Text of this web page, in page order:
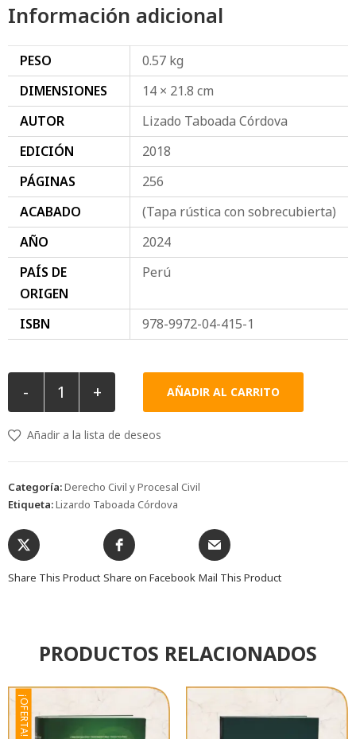
Información adicional
PESO
0.57 kg
DIMENSIONES
14 × 21.8 cm
AUTOR
Lizado Taboada Córdova
EDICIÓN
2018
PÁGINAS
256
ACABADO
(Tapa rústica con sobrecubierta)
AÑO
2024
PAÍS DE
ORIGEN
Perú
ISBN 978-9972-04-415-1
- + AÑADIR AL CARRITO
Añadir a la lista de deseos
Categoría:Derecho Civil y Procesal Civil
Etiqueta:Lizardo Taboada Córdova
Share This Product Share on Facebook Mail This Product
PRODUCTOS RELACIONADOS
¡OFERTA!